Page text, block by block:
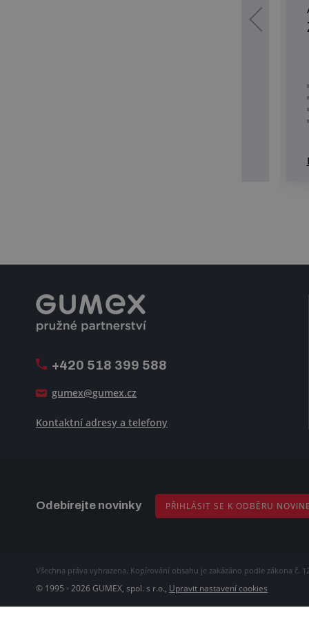
+420 518 399 588
gumex@gumex.cz
Kontaktní adresy a telefony
Odebírejte novinky PŘIHLÁSIT SE K ODBĚRU
Všechna práva vyhrazena. Kopírování obsahu je zakázáno podle zákona č.
© 1995 - 2026 GUMEX, spol. s r.o., Upravit nastavení cookies